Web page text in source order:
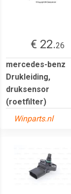
€ 22.26
mercedes-benz
Drukleiding,
druksensor
(roetfilter)
Winparts.nl